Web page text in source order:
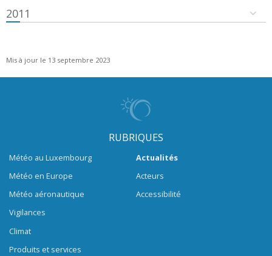
2011
Mis à jour le 13 septembre 2023
RUBRIQUES
Météo au Luxembourg
Météo en Europe
Météo aéronautique
Vigilances
Climat
Produits et services
Actualités
Acteurs
Accessibilité